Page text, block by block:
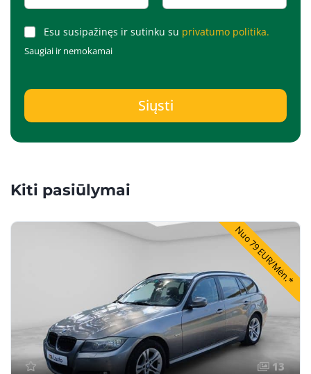
Esu susipažinęs ir sutinku su privatumo politika.
Saugiai ir nemokamai
Siųsti
Kiti pasiūlymai
Nuo 79 EUR/Mėn.*
13